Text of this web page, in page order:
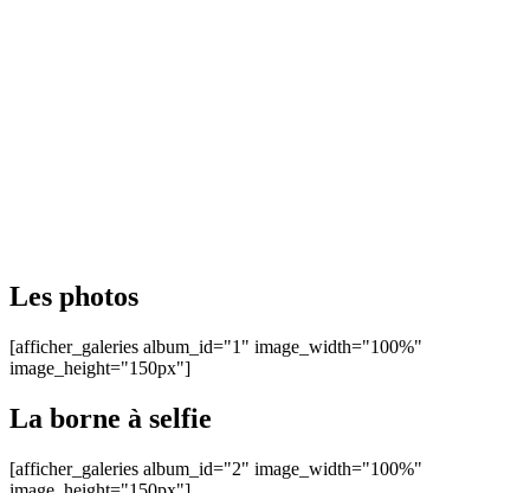
Les photos
[afficher_galeries album_id="1" image_width="100%"
image_height="150px"]
La borne à selfie
[afficher_galeries album_id="2" image_width="100%"